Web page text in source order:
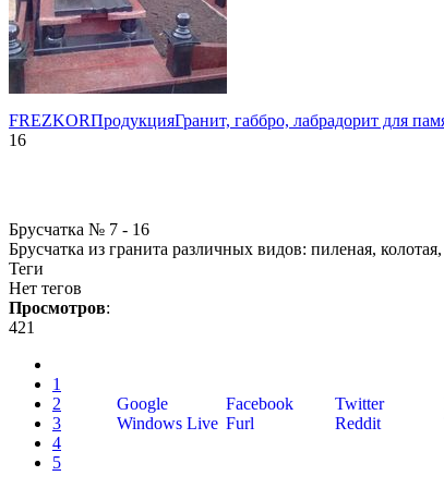
FREZKORПродукцияГранит, габбро, лабрадорит для
16
Брусчатка № 7 - 16
Брусчатка из гранита различных видов: пиленая,
Теги
Нет тегов
Просмотров:
421
1
2
3
4
5
Google Facebook Twitter
Windows Live Furl Reddit